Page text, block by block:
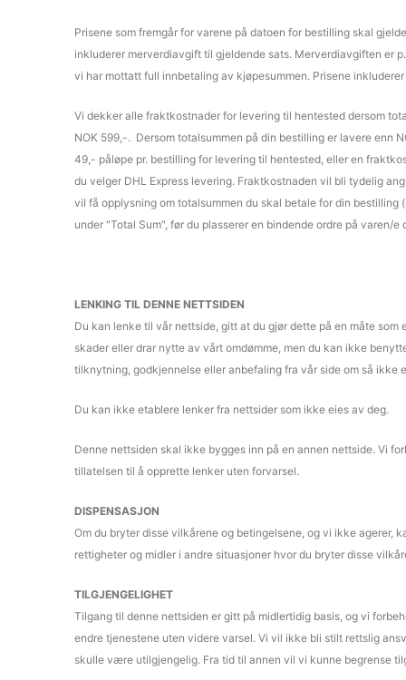
Prisene som fremgår for varene på datoen for bestilling skal
inkluderer merverdiavgift til gjeldende sats. Merverdiavgiften er
vi har mottatt full innbetaling av kjøpesummen. Prisene
Vi dekker alle fraktkostnader for levering til hentested dersom
NOK 599,-. Dersom totalsummen på din bestilling er lavere enn
49,- påløpe pr. bestilling for levering til hentested, eller en
du velger DHL Express levering. Fraktkostnaden vil bli tydelig
vil få opplysning om totalsummen du skal betale for din
under "Total Sum", før du plasserer en bindende ordre på varen/e
LENKING TIL DENNE NETTSIDEN
Du kan lenke til vår nettside, gitt at du gjør dette på en måte som
skader eller drar nytte av vårt omdømme, men du kan ikke
tilknytning, godkjennelse eller anbefaling fra vår side om så ikke
Du kan ikke etablere lenker fra nettsider som ikke eies av deg.
Denne nettsiden skal ikke bygges inn på en annen nettside. Vi
tillatelsen til å opprette lenker uten forvarsel.
DISPENSASJON
Om du bryter disse vilkårene og betingelsene, og vi ikke agerer,
rettigheter og midler i andre situasjoner hvor du bryter disse
TILGJENGELIGHET
Tilgang til denne nettsiden er gitt på midlertidig basis, og vi
endre tjenestene uten videre varsel. Vi vil ikke bli stilt rettslig
skulle være utilgjengelig. Fra tid til annen vil vi kunne begrense